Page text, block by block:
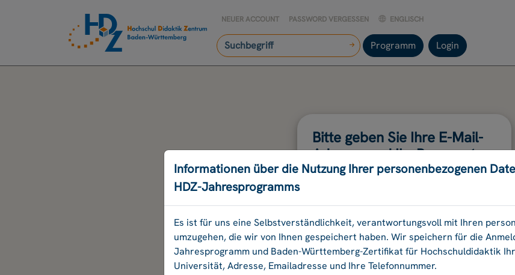
NEUER ACCOUNT PASSWORD VERGESSEN ENGLISCH
Programm Login
Bitte geben Sie Ihre E-Mail-
Adresse und Ihr Passwort
an.
Passwort:
Informationen über die Nutzung Ihrer personenbezogenen
HDZ-Jahresprogramms
Es ist für uns eine Selbstverständlichkeit, verantwortungsvoll mit Ihren
umzugehen, die wir von Ihnen gespeichert haben. Wir speichern für die
Jahresprogramm und Baden-Württemberg-Zertifikat für Hochschuldidaktik
Universität, Adresse, Emailadresse und Ihre Telefonnummer.